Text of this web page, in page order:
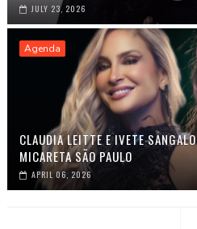
JULY 23, 2026
Agenda
CLAUDIA LEITTE E IVETE
MICARETA SÃO PAULO
APRIL 06, 2026